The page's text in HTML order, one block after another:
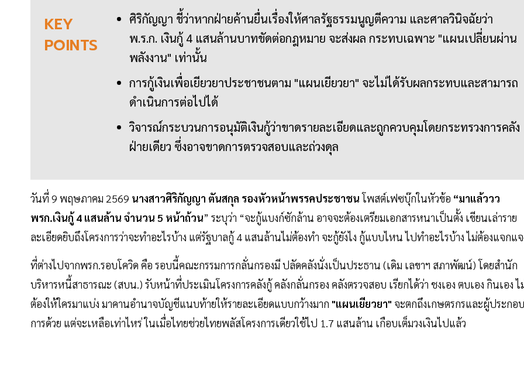
KEY
POINTS
ศิริกัญญา ชี้ว่าหากฝ่ายค้านยื่นเรื่องให้ศาลรัฐธรรมนูญตีความ และศาลวินิจฉัยว่า
พ.ร.ก. เงินกู้ 4 แสนล้านบาทขัดต่อกฎหมาย จะส่งผล กระทบเฉพาะ "แผนเปลี่ยนผ่าน
พลังงาน" เท่านั้น
การกู้เงินเพื่อเยียวยาประชาชนตาม "แผนเยียวยา" จะไม่ได้รับผลกระทบและสามารถ
ดำเนินการต่อไปได้
วิจารณ์กระบวนการอนุมัติเงินกู้ว่าขาดรายละเอียดและถูกควบคุมโดยกระทรวงการคลัง
ฝ่ายเดียว ซึ่งอาจขาดการตรวจสอบและถ่วงดุล
วันที่ 9 พฤษภาคม 2569 นางสาวศิริกัญญา ตันสกุล รองหัวหน้าพรรคประชาชนโพสต์เฟซบุ๊กในหัวข้อ “มาแล้ววว
พรก.เงินกู้ 4 แสนล้าน จำนวน 5 หน้าถ้วน” ระบุว่า “จะกู้แบงก์ซักล้าน อาจจะต้องเตรียมเอกสารหนาเป็นตั้ง เขียนเล่าราย
ละเอียดยิบถึงโครงการว่าจะทำอะไรบ้าง แต่รัฐบาลกู้ 4 แสนล้านไม่ต้องทำ จะกู้ยังไง กู้แบบไหน ไปทำอะไรบ้าง ไม่ต้องแจกแจ
ที่ต่างไปจากพรก.รอบโควิด คือ รอบนี้คณะกรรมการกลั่นกรองมี ปลัดคลังนั่งเป็นประธาน (เดิม เลขาฯ สภาพัฒน์) โดยสำนัก
บริหารหนี้สาธารณะ (สบน.) รับหน้าที่ประเมินโครงการคลังกู้ คลังกลั่นกรอง คลังตรวจสอบ เรียกได้ว่า ชงเอง ตบเอง กินเอง ไ
ต้องให้ใครมาแบ่ง มาคานอำนาจบัญชีแนบท้ายให้รายละเอียดแบบกว้างมาก "แผนเยียวยา" จะตกถึงเกษตรกรและผู้ประกอบ
การด้วย แต่จะเหลือเท่าไหร่ ในเมื่อไทยช่วยไทยพลัสโครงการเดียวใช้ไป 1.7 แสนล้าน เกือบเต็มวงเงินไปแล้ว